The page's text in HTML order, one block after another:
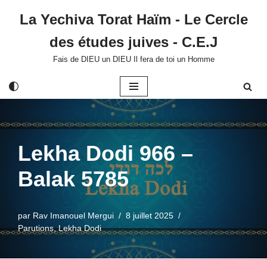
La Yechiva Torat Haïm - Le Cercle
des études juives - C.E.J
Fais de DIEU un DIEU Il fera de toi un Homme
Lekha Dodi 966 –
Balak 5785
par Rav Imanouel Mergui
8 juillet 2025
Parutions,Lekha Dodi